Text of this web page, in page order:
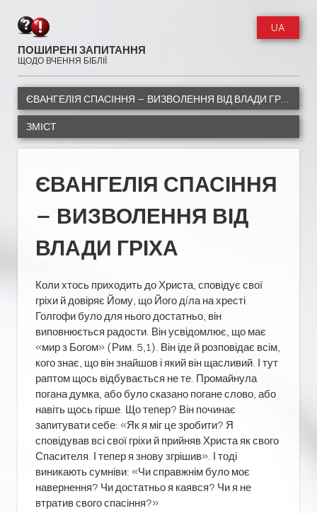
ПОШИРЕНІ ЗАПИТАННЯ
ЩОДО ВЧЕННЯ БІБЛІЇ
UA
ЄВАНГЕЛІЯ СПАСІННЯ — ВИЗВОЛЕННЯ ВІД ВЛАДИ ГРІХА
ЗМІСТ
ЄВАНГЕЛІЯ СПАСІННЯ
— ВИЗВОЛЕННЯ ВІД
ВЛАДИ ГРІХА
Коли хтось приходить до Христа, сповідує свої
гріхи й довіряє Йому, що Його дíла на хресті
Голгофи було для нього достатньо, він
виповнюється радости. Він усвідомлює, що має
«мир з Богом» (Рим. 5,1). Він іде й розповідає всім,
кого знає, що він знайшов і який він щасливий. І тут
раптом щось відбувається не те. Промайнула
погана думка, або було сказано погане слово, або
навіть щось гірше. Що тепер? Він починає
запитувати себе: «Як я міг це зробити? Я
сповідував всі свої гріхи й прийняв Христа як свого
Спасителя. І тепер я знову згрішив». І тоді
виникають сумніви: «Чи справжнім було моє
навернення? Чи достатньо я каявся? Чи я не
втратив свого спасіння?»